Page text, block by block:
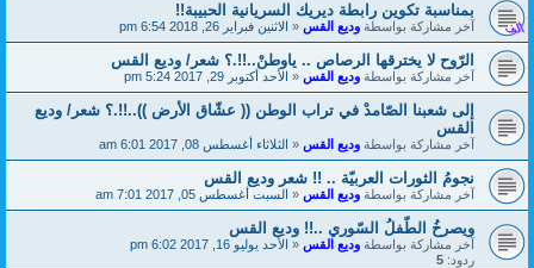
بمناسبة تكوين رابطة ديريك السريانية الحبيبة!!
آخر مشاركة بواسطةوديع القس«الاثنين فبراير 26, 2018 6:54 pm
الرّوح لا يخترقها الرصاص .. ياوطنْ..!!.؟ شعر/ وديع القس
آخر مشاركة بواسطةوديع القس«الأحد أكتوبر 29, 2017 5:24 pm
إلى شعبنا الصّامدْ في تراب الوطن (( عشّاق الأرض ))..!!.؟ شعر/ وديع
القس
آخر مشاركة بواسطةوديع القس«الثلاثاء أغسطس 08, 2017 6:01 am
نجومُ الثورات العربيّة .. !! شعر وديع القس
آخر مشاركة بواسطةوديع القس«السبت أغسطس 05, 2017 7:01 am
ويصرخُ الطّفلُ السّوري ..!! وديع القس
آخر مشاركة بواسطةوديع القس«الأحد يوليو 16, 2017 6:02 pm
ردود: 5